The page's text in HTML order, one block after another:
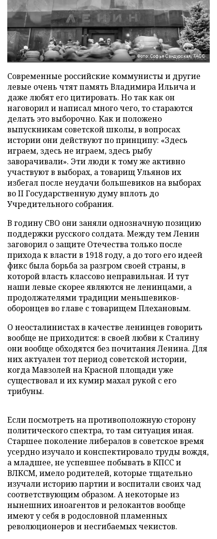
Фото: Софья Сандурская/ТАСС
Современные российские коммунисты и другие
левые очень чтят память Владимира Ильича и
даже любят его цитировать. Но так как он
наговорил и написал много чего, то стараются
делать это выборочно. Как и положено
выпускникам советской школы, в вопросах
истории они действуют по принципу: «Здесь
играем, здесь не играем, здесь рыбу
заворачивали». Эти люди к тому же активно
участвуют в выборах, а товарищ Ульянов их
избегал после неудачи большевиков на выборах
во II Государственную думу вплоть до
Учредительного собрания.
В годину СВО они заняли однозначную позицию
поддержки русского солдата. Между тем Ленин
заговорил о защите Отечества только после
прихода к власти в 1918 году, а до того его идеей
фикс была борьба за разгром своей страны, в
которой власть классово неправильная. И тут
наши левые скорее являются не ленинцами, а
продолжателями традиции меньшевиков-
оборонцев во главе с товарищем Плехановым.
О неосталинистах в качестве ленинцев говорить
вообще не приходится: в своей любви к Сталину
они вообще обходятся без почитания Ленина. Для
них актуален тот период советской истории,
когда Мавзолей на Красной площади уже
существовал и их кумир махал рукой с его
трибуны.
Если посмотреть на противоположную сторону
политического спектра, то там ситуация иная.
Старшее поколение либералов в советское время
усердно изучало и конспектировало труды вождя,
а младшее, не успевшее побывать в КПСС и
ВЛКСМ, имело родителей, которые тщательно
изучали историю партии и воспитали своих чад
соответствующим образом. А некоторые из
нынешних иноагентов и релокантов вообще
имеют у себя в родословной пламенных
революционеров и несгибаемых чекистов.